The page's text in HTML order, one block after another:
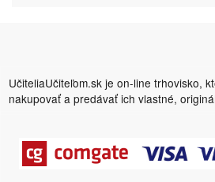
UčiteliaUčiteľom.sk je on-line trhovisko,
nakupovať a predávať ich vlastné,